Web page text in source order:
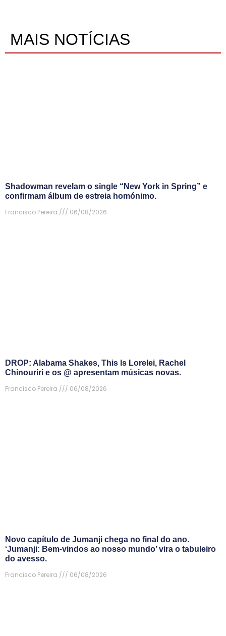
MAIS NOTÍCIAS
Shadowman revelam o single “New York in Spring” e
confirmam álbum de estreia homónimo.
Francisco Pereira
06/08/2026
DROP: Alabama Shakes, This Is Lorelei, Rachel
Chinouriri e os @ apresentam músicas novas.
Francisco Pereira
06/08/2026
Novo capítulo de Jumanji chega no final do ano.
‘Jumanji: Bem-vindos ao nosso mundo’ vira o tabuleiro
do avesso.
Francisco Pereira
06/08/2026